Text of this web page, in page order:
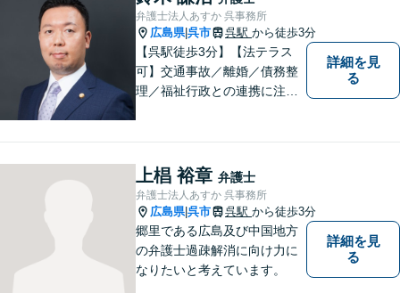
弁護士法人あすか 呉事務所
広島県|呉市 呉駅 から徒歩3分
【呉駅徒歩3分】【法テラス
可】交通事故／離婚／債務整
理／福祉行政との連携に注力
し、高度な問題にも対応いた
します。まずはご相談を！
詳細を見
る
上椙 裕章 弁護士
弁護士法人あすか 呉事務所
広島県|呉市 呉駅 から徒歩3分
郷里である広島及び中国地方
の弁護士過疎解消に向け力に
なりたいと考えています。
詳細を見
る